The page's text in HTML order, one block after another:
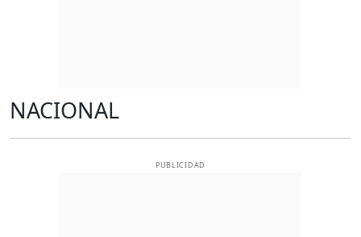
NACIONAL
PUBLICIDAD